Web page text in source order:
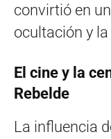
convirtió en
ocultación y
El cine y la
Rebelde
La influencia